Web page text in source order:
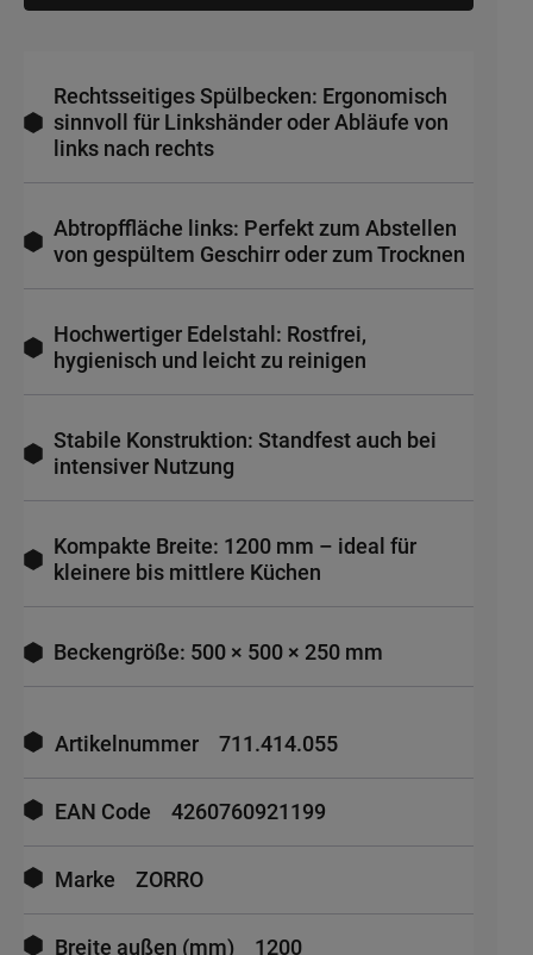
Rechtsseitiges Spülbecken: Ergonomisch
sinnvoll für Linkshänder oder Abläufe von
links nach rechts
Abtropffläche links: Perfekt zum Abstellen
von gespültem Geschirr oder zum Trocknen
Hochwertiger Edelstahl: Rostfrei,
hygienisch und leicht zu reinigen
Stabile Konstruktion: Standfest auch bei
intensiver Nutzung
Kompakte Breite: 1200 mm – ideal für
kleinere bis mittlere Küchen
Beckengröße: 500 × 500 × 250 mm
Informationen
Artikelnummer 711.414.055
EAN Code 4260760921199
Marke ZORRO
Breite außen (mm) 1200